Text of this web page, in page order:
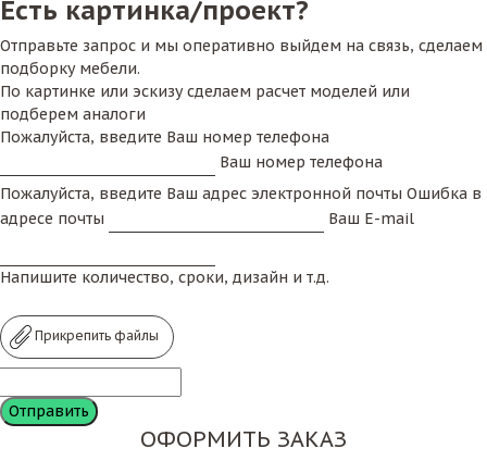
Есть картинка/проект?
Отправьте запрос и мы оперативно выйдем на связь, сделаем
подборку мебели.
По картинке или эскизу сделаем расчет моделей или
подберем аналоги
Пожалуйста, введите Ваш номер телефона
Ваш номер телефона
Пожалуйста, введите Ваш адрес электронной почты Ошибка в
адресе почты
Ваш E-mail
Напишите количество, сроки, дизайн и т.д.
Прикрепить файлы
ОФОРМИТЬ ЗАКАЗ